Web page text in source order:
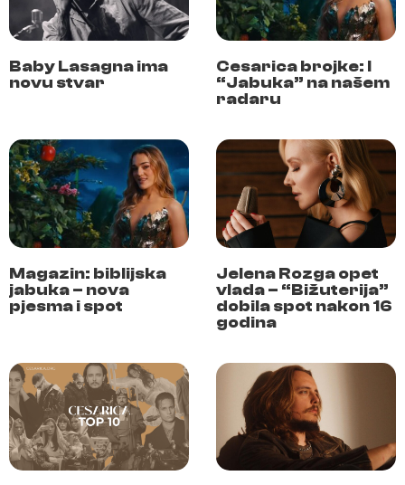
Baby Lasagna ima
novu stvar
Cesarica brojke: I
“Jabuka” na našem
radaru
Magazin: biblijska
jabuka – nova
pjesma i spot
Jelena Rozga opet
vlada – “Bižuterija”
dobila spot nakon 16
godina